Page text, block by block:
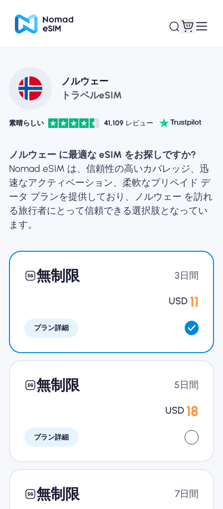
ログイン / サイン
アップ
ショッププラン
eSIMについて
企業
ノルウェー
トラベルeSIM
素晴らしい 41,109 レビュー
ノルウェー に最適な eSIM をお探しですか?
Nomad eSIM は、信頼性の高いカバレッジ、迅
速なアクティベーション、柔軟なプリペイド デ
ータ プランを提供しており、ノルウェー を訪れ
る旅行者にとって信頼できる選択肢となってい
ます。
無制限 3日間
USD 11
プラン詳細
無制限 5日間
USD 18
プラン詳細
無制限 7日間